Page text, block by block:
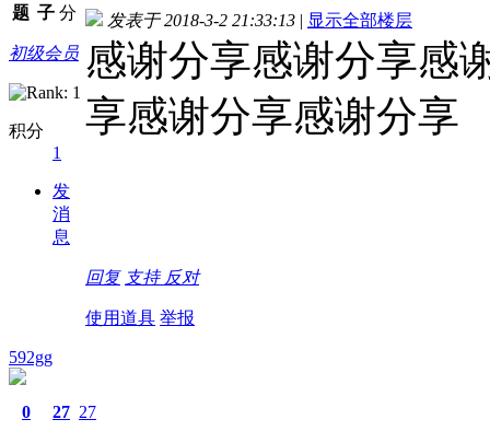
题 子 分
初级会员
积分
1
发
消
息
发表于 2018-3-2 21:33:13 | 显示全部楼层
感谢分享感谢分享感
享感谢分享感谢分享
回复 支持 反对
使用道具 举报
592gg
0 27 27